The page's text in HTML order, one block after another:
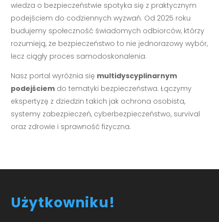
wiedza o bezpieczeństwie spotyka się z praktycznym
podejściem do codziennych wyzwań. Od 2025 roku
budujemy społeczność świadomych odbiorców, którzy
rozumieją, że bezpieczeństwo to nie jednorazowy wybór,
lecz ciągły proces samodoskonalenia.
Nasz portal wyróżnia się multidyscyplinarnym
podejściem do tematyki bezpieczeństwa. Łączymy
ekspertyzę z dziedzin takich jak ochrona osobista,
systemy zabezpieczeń, cyberbezpieczeństwo, survival
oraz zdrowie i sprawność fizyczna.
Użytkowniku!